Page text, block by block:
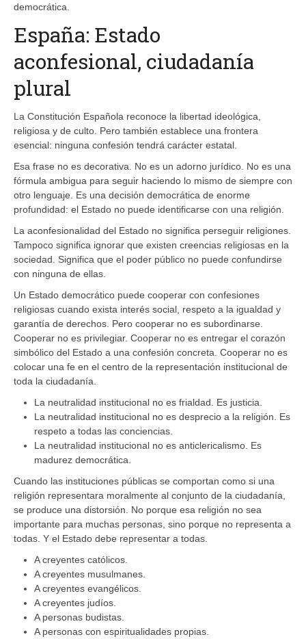
democrática.
España: Estado
aconfesional, ciudadanía
plural
La Constitución Española reconoce la libertad ideológica,
religiosa y de culto. Pero también establece una frontera
esencial: ninguna confesión tendrá carácter estatal.
Esa frase no es decorativa. No es un adorno jurídico. No es una
fórmula ambigua para seguir haciendo lo mismo de siempre con
otro lenguaje. Es una decisión democrática de enorme
profundidad: el Estado no puede identificarse con una religión.
La aconfesionalidad del Estado no significa perseguir religiones.
Tampoco significa ignorar que existen creencias religiosas en la
sociedad. Significa que el poder público no puede confundirse
con ninguna de ellas.
Un Estado democrático puede cooperar con confesiones
religiosas cuando exista interés social, respeto a la igualdad y
garantía de derechos. Pero cooperar no es subordinarse.
Cooperar no es privilegiar. Cooperar no es entregar el corazón
simbólico del Estado a una confesión concreta. Cooperar no es
colocar una fe en el centro de la representación institucional de
toda la ciudadanía.
La neutralidad institucional no es frialdad. Es justicia.
La neutralidad institucional no es desprecio a la religión. Es
respeto a todas las conciencias.
La neutralidad institucional no es anticlericalismo. Es
madurez democrática.
Cuando las instituciones públicas se comportan como si una
religión representara moralmente al conjunto de la ciudadanía,
se produce una distorsión. No porque esa religión no sea
importante para muchas personas, sino porque no representa a
todas. Y el Estado debe representar a todas.
A creyentes católicos.
A creyentes musulmanes.
A creyentes evangélicos.
A creyentes judíos.
A personas budistas.
A personas con espiritualidades propias.